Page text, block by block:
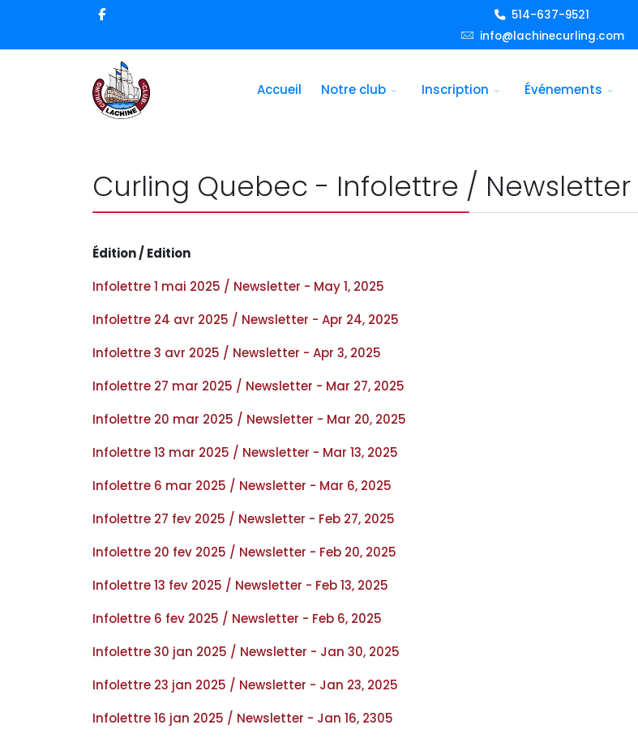
514-637-9521
info@lachinecurling.com
Accueil Notre club Inscription Événements
Curling Quebec - Infolettre / Newsletter
Édition / Edition
Infolettre 1 mai 2025 / Newsletter - May 1, 2025
Infolettre 24 avr 2025 / Newsletter - Apr 24, 2025
Infolettre 3 avr 2025 / Newsletter - Apr 3, 2025
Infolettre 27 mar 2025 / Newsletter - Mar 27, 2025
Infolettre 20 mar 2025 / Newsletter - Mar 20, 2025
Infolettre 13 mar 2025 / Newsletter - Mar 13, 2025
Infolettre 6 mar 2025 / Newsletter - Mar 6, 2025
Infolettre 27 fev 2025 / Newsletter - Feb 27, 2025
Infolettre 20 fev 2025 / Newsletter - Feb 20, 2025
Infolettre 13 fev 2025 / Newsletter - Feb 13, 2025
Infolettre 6 fev 2025 / Newsletter - Feb 6, 2025
Infolettre 30 jan 2025 / Newsletter - Jan 30, 2025
Infolettre 23 jan 2025 / Newsletter - Jan 23, 2025
Infolettre 16 jan 2025 / Newsletter - Jan 16, 2305